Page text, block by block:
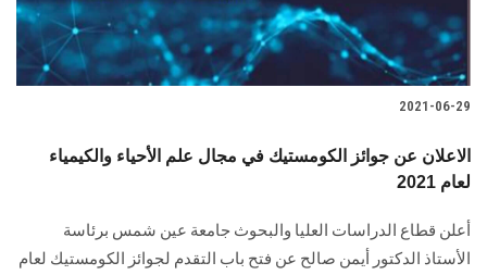
2021-06-29
الاعلان عن جوائز الكومستيك في مجال علم الأحياء والكيمياء
لعام 2021
أعلن قطاع الدراسات العليا والبحوث جامعة عين شمس برئاسة
الأستاذ الدكتور أيمن صالح عن فتح باب التقدم لجوائز الكومستيك لعام